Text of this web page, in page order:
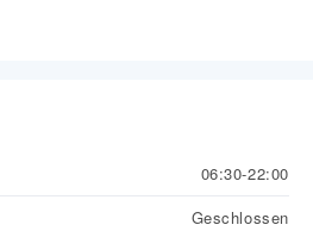
06:30-22:00
Geschlossen